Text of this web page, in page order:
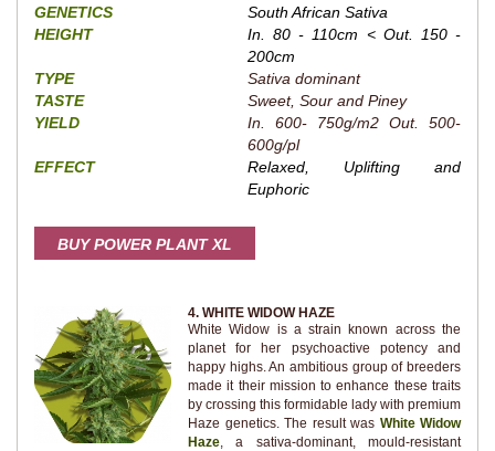
GENETICS
South African Sativa
HEIGHT
In. 80 - 110cm < Out. 150 -
200cm
TYPE
Sativa dominant
TASTE
Sweet, Sour and Piney
YIELD
In. 600- 750g/m2 Out. 500-
600g/pl
EFFECT
Relaxed, Uplifting and
Euphoric
BUY POWER PLANT XL
4. WHITE WIDOW HAZE
White Widow is a strain known across the
planet for her psychoactive potency and
happy highs. An ambitious group of breeders
made it their mission to enhance these traits
by crossing this formidable lady with premium
Haze genetics. The result was White Widow
Haze , a sativa-dominant, mould-resistant